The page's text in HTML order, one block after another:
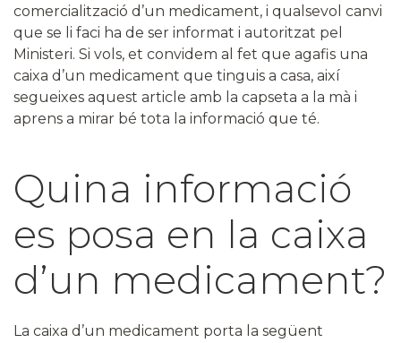
comercialització d’un medicament, i qualsevol canvi
que se li faci ha de ser informat i autoritzat pel
Ministeri. Si vols, et convidem al fet que agafis una
caixa d’un medicament que tinguis a casa, així
segueixes aquest article amb la capseta a la mà i
aprens a mirar bé tota la informació que té.
Quina informació
es posa en la caixa
d’un medicament?
La caixa d’un medicament porta la següent